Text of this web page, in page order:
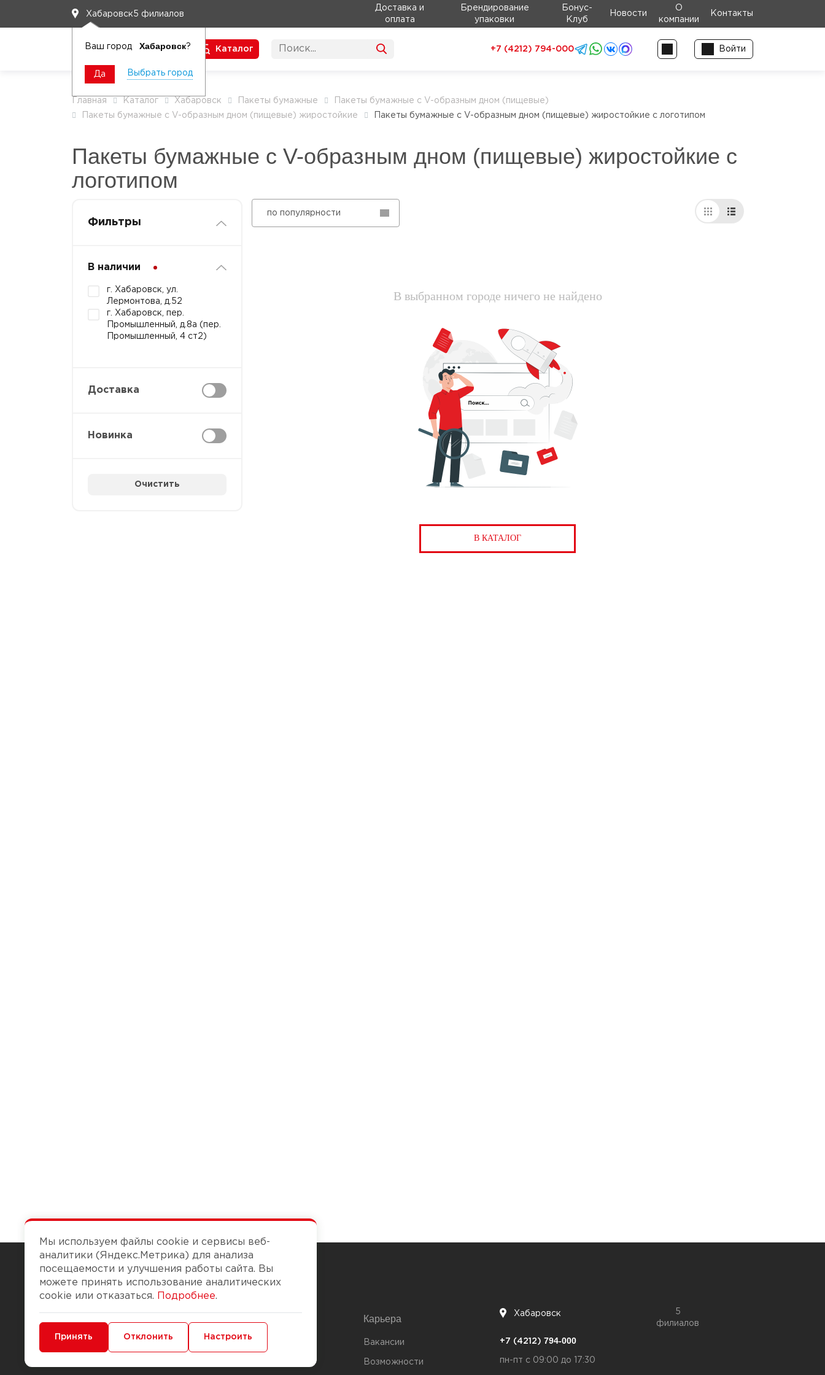
Хабаровск5 филиалов
Ваш город Хабаровск?
Да Выбрать город
Доставка и
оплата
Брендирование
упаковки
Бонус-
Клуб
Новости
О
компании
Контакты
Каталог +7 (4212) 794-000 Войти
Главная Каталог Хабаровск Пакеты бумажные
Пакеты бумажные с V-образным дном (пищевые)
Пакеты бумажные с V-образным дном (пищевые) жиростойкие
Пакеты бумажные с V-образным дном (пищевые) жиростойкие с логотипом
Пакеты бумажные с V-образным дном (пищевые) жиростойкие с
логотипом
Фильтры
В наличии
г. Хабаровск, ул.
Лермонтова, д.52
г. Хабаровск, пер.
Промышленный, д.8а (пер.
Промышленный, 4 ст2)
Доставка
Новинка
Очистить
по популярности
В выбранном городе ничего не найдено
В КАТАЛОГ
Чтобы вам легко работалось
Доставка и оплата
Карьера
Вакансии
Возможности
Хабаровск
5
филиалов
+7 (4212) 794-000
пн-пт с 09:00 до 17:30
Мы используем файлы cookie и сервисы веб-
аналитики (Яндекс.Метрика) для анализа
посещаемости и улучшения работы сайта. Вы
можете принять использование аналитических
cookie или отказаться.
Подробнее.
Минимальные Функциональные/Аналитические
Принять Отклонить Настроить